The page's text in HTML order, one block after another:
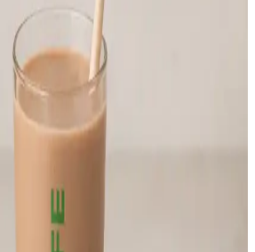
uygun, şeker içermeyen kakao tozu,
diyetlere ve sağlıklı beslenmeye
Su Şişesi: Dayanıklı ve Çok
Yaşam Desteği
çelik yapısı, şık tasarımı ve geniş
Güzellikteki Faydaları Doğal